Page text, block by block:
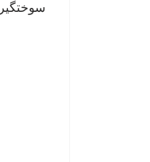
سوختگیری